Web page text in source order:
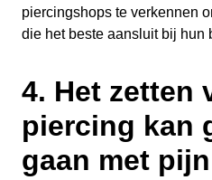
piercingshops te verkennen
die het beste aansluit bij hun
4. Het zetten
piercing kan
gaan met